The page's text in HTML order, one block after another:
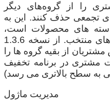
را از گروه‌های دیگر
تجمعی حذف کنند. این به
های محصولات است،
محصولات فقط برای گروه های منتخب. از نسخه 1.3.6
از بقیه گروه ها را
مشتری در برنامه تخفیف
به سطح بالاتری می رسد)
مدیریت ماژول